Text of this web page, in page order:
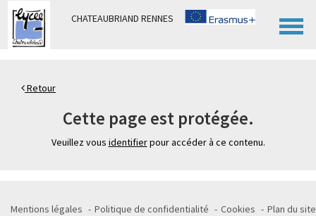
CHATEAUBRIAND RENNES
Retour
Cette page est protégée.
Veuillez vous identifierpour accéder à ce contenu.
Mentions légales Politique de confidentialité Cookies
Plan du site
Panneau de gestion des cookies